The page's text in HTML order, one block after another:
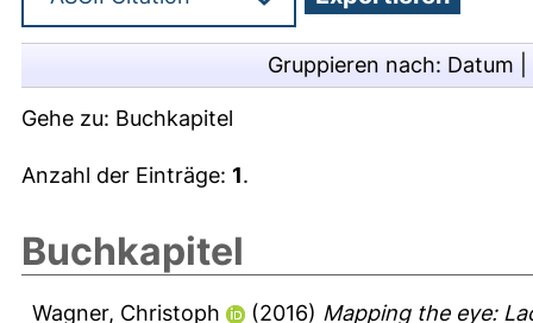
Gruppieren nach: Datum
Gehe zu: Buchkapitel
Anzahl der Einträge: 1.
Buchkapitel
Wagner, Christoph (2016) Mapping the eye: